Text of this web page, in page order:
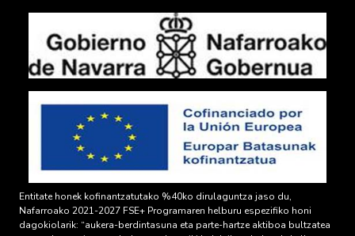
Entitate honek kofinantzatutako %40ko dirulaguntza jaso du,
Nafarroako 2021-2027 FSE+ Programaren helburu espezifiko honi
dagokiolarik: “aukera-berdintasuna eta parte-hartze aktiboa bultzatea